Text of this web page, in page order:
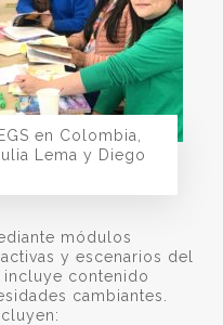
en Colombia,
Lema y Diego
módulos
y escenarios del
incluye contenido
cambiantes.